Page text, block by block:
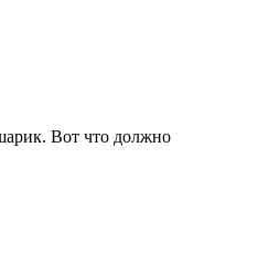
Вот что должно